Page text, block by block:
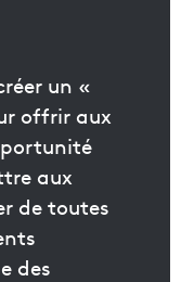
un «
offrir aux
aux
de toutes
des